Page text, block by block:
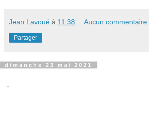
Jean Lavoué à 11:38 Aucun commentaire:
Partager
dimanche 23 mai 2021
.